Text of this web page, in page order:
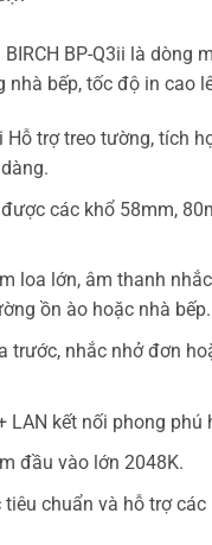
BIRCH BP-Q3ii là dòng
nhà bếp, tốc độ in cao
Hỗ trợ treo tường, tích
các khổ 58mm,
loa lớn, âm thanh
ồn ào hoặc nhà bếp.
trước, nhắc nhở đơn
LAN kết nối phong phú
đầu vào lớn 2048K.
chuẩn và hỗ trợ các